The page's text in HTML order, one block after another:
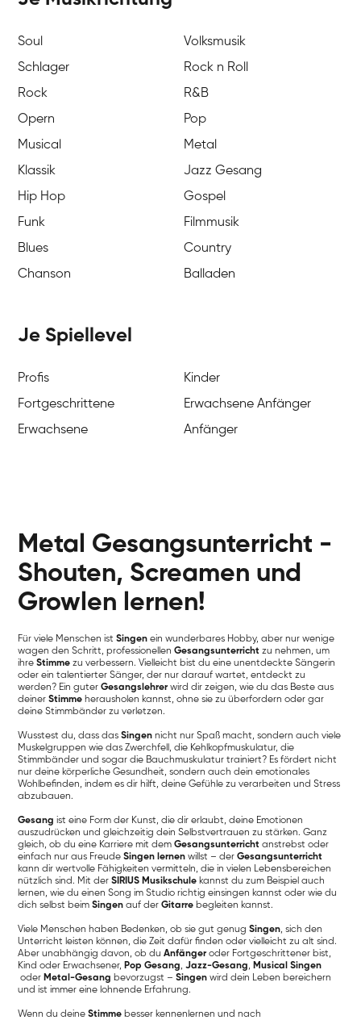
Soul
Volksmusik
Schlager
Rock n Roll
Rock
R&B
Opern
Pop
Musical
Metal
Klassik
Jazz Gesang
Hip Hop
Gospel
Funk
Filmmusik
Blues
Country
Chanson
Balladen
Je Spiellevel
Profis
Kinder
Fortgeschrittene
Erwachsene Anfänger
Erwachsene
Anfänger
Metal Gesangsunterricht -
Shouten, Screamen und
Growlen lernen!
Für viele Menschen istSingen ein wunderbares Hobby, aber nur wenige
wagen den Schritt, professionellenGesangsunterricht zu nehmen, um
ihreStimme zu verbessern. Vielleicht bist du eine unentdeckte Sängerin
oder ein talentierter Sänger, der nur darauf wartet, entdeckt zu
werden? Ein guterGesangslehrer wird dir zeigen, wie du das Beste aus
deinerStimme herausholen kannst, ohne sie zu überfordern oder gar
deine Stimmbänder zu verletzen.
Wusstest du, dass dasSingen nicht nur Spaß macht, sondern auch viele
Muskelgruppen wie das Zwerchfell, die Kehlkopfmuskulatur, die
Stimmbänder und sogar die Bauchmuskulatur trainiert? Es fördert nicht
nur deine körperliche Gesundheit, sondern auch dein emotionales
Wohlbefinden, indem es dir hilft, deine Gefühle zu verarbeiten und Stress
abzubauen.
Gesang ist eine Form der Kunst, die dir erlaubt, deine Emotionen
auszudrücken und gleichzeitig dein Selbstvertrauen zu stärken. Ganz
gleich, ob du eine Karriere mit demGesangsunterricht anstrebst oder
einfach nur aus FreudeSingen lernen willst – derGesangsunterricht
kann dir wertvolle Fähigkeiten vermitteln, die in vielen Lebensbereichen
nützlich sind. Mit derSIRIUS Musikschule kannst du zum Beispiel auch
lernen, wie du einen Song im Studio richtig einsingen kannst oder wie du
dich selbst beimSingen auf derGitarre begleiten kannst.
Viele Menschen haben Bedenken, ob sie gut genugSingen, sich den
Unterricht leisten können, die Zeit dafür finden oder vielleicht zu alt sind.
Aber unabhängig davon, ob duAnfänger oder Fortgeschrittener bist,
Kind oder Erwachsener, Pop Gesang,Jazz-Gesang, Musical Singen
oder Metal-Gesang bevorzugst –Singen wird dein Leben bereichern
und ist immer eine lohnende Erfahrung.
Wenn du deineStimme besser kennenlernen und nach